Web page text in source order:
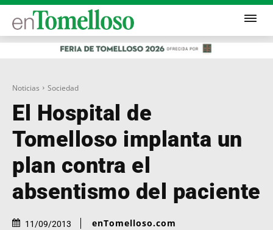
Noticias Sociedad
El Hospital de
Tomelloso implanta un
plan contra el
absentismo del paciente
11/09/2013 enTomelloso.com